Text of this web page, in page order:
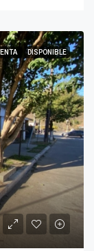
DISPONIBLE